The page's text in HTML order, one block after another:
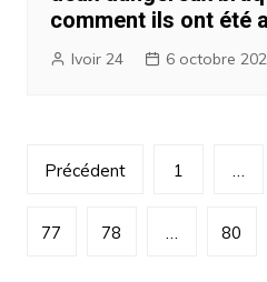
comment ils ont été
Ivoir 24 6 octobre
Pagination
publications
Précédent 1
77 78 80